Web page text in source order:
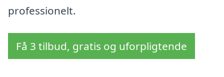
professionelt.
Få 3 tilbud, gratis og uforpligtende